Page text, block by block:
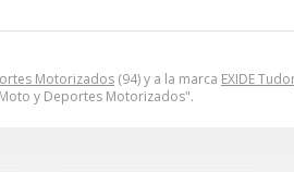
Motorizados (94) y a la marca EXIDE
Moto y Deportes Motorizados".